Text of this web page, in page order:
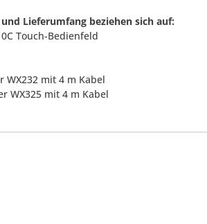
Lieferumfang beziehen sich auf:
Touch-Bedienfeld
WX232 mit 4 m Kabel
WX325 mit 4 m Kabel